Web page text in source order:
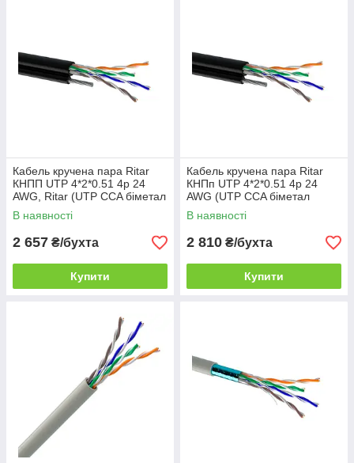
Кабель кручена пара Ritar
КНПП UTP 4*2*0.51 4p 24
AWG, Ritar (UTP CCA біметал
зовнішній з дротом) бухта
305м чорний
В наявності
2 657 ₴/бухта
Купити
Кабель кручена пара Ritar
КНПп UTP 4*2*0.51 4p 24
AWG (UTP CCA біметал
зовнішній з дротом) бухта
305м чорний
В наявності
2 810 ₴/бухта
Купити